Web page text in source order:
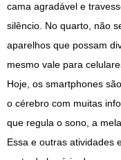
cama agradável e
silêncio. No quarto, não
aparelhos que possam
mesmo vale para
Hoje, os smartphones
o cérebro com muitas
que regula o sono, a
Essa e outras atividades